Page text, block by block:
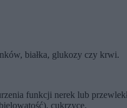
białka, glukozy czy krwi.
funkcji nerek lub
cukrzycę.